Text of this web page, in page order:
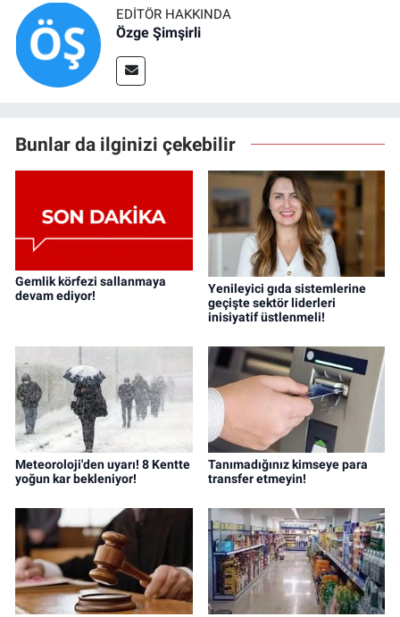
EDITÖR HAKKINDA
Özge Şimşirli
Bunlar da ilginizi çekebilir
Gemlik körfezi sallanmaya
devam ediyor!
Yenileyici gıda sistemlerine
geçişte sektör liderleri
inisiyatif üstlenmeli!
Meteoroloji'den uyarı! 8 Kentte
yoğun kar bekleniyor!
Tanımadığınız kimseye para
transfer etmeyin!